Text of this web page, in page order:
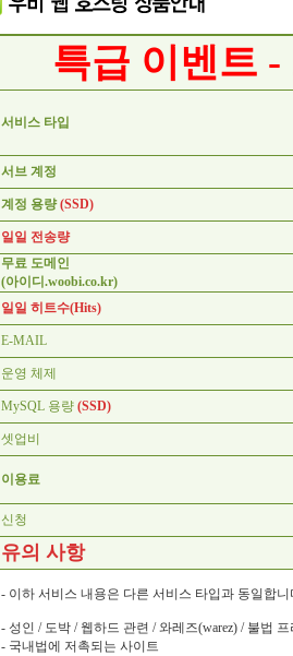
특급 이벤트
서비스 타입
서브 계정
계정 용량(SSD)
일일 전송량
무료 도메인
(아이디.woobi.co.kr)
일일 히트수(Hits)
E-MAIL
운영 체제
MySQL 용량 (SSD)
셋업비
이용료
신청
유의 사항
- 이하 서비스 내용은 다른 서비스 타입과 동일합니
- 성인 / 도박 / 웹하드 관련 / 와레즈(warez) / 불법
- 국내법에 저촉되는 사이트